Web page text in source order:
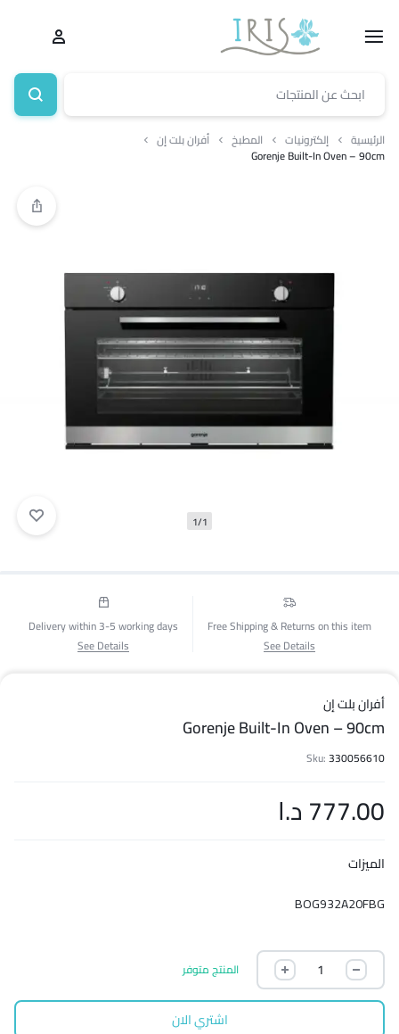
الرئيسية إلكترونيات المطبخ أفران بلت إن
Gorenje Built-In Oven – 90cm
1/1
Free Shipping & Returns on this item
See Details
Delivery within 3-5 working days
See Details
أفران بلت إن
Gorenje Built-In Oven – 90cm
Sku:330056610
777.00د.ا
الميزات
BOG932A20FBG
المنتج متوفر
اشتري الان